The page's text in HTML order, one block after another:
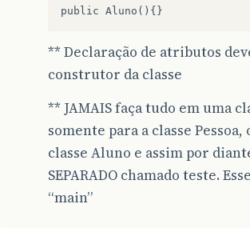
public Aluno (){}
** Declaração de atributos
construtor da classe
** JAMAIS faça tudo em uma
somente para a classe Pessoa,
classe Aluno e assim por
SEPARADO chamado teste.
“main”